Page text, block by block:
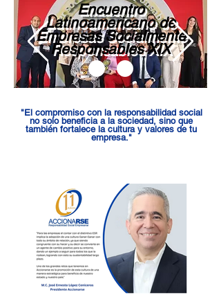
Encuentro
Latinoamericano de
Empresas Socialmente
Responsables XIX
"El compromiso con la responsabilidad social
no solo beneficia a la sociedad, sino que
también fortalece la cultura y valores de tu
empresa."